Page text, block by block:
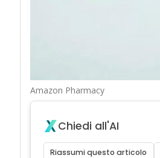
Amazon Pharmacy
Chiedi all'AI
Riassumi questo articolo